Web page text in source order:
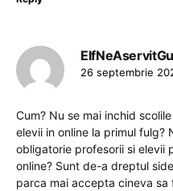
26 septembrie
Cum? Nu se mai inchid
elevii in online la primul fulg?
obligatorie profesorii si elevii
online? Sunt de-a dreptul
parca mai accepta cineva